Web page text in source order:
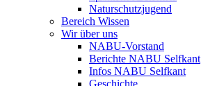
Naturschutzjugend
Bereich Wissen
Wir über uns
NABU-Vorstand
Berichte NABU Selfkant
Infos NABU Selfkant
Geschichte